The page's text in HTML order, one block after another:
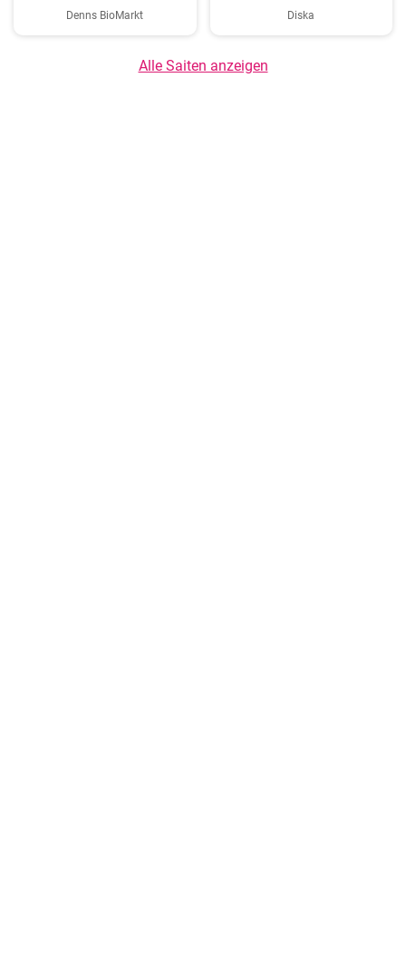
Denns BioMarkt Diska
Alle Saiten anzeigen